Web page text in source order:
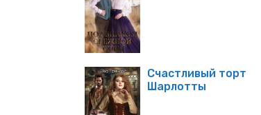
Счастливый торт
Шарлотты